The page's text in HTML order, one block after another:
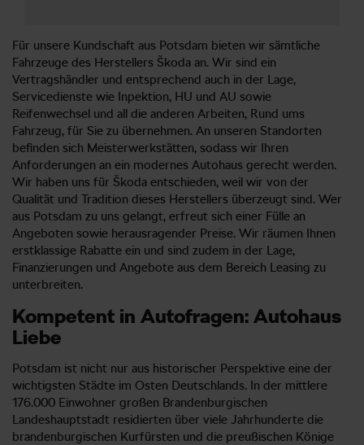
Für unsere Kundschaft aus Potsdam bieten wir sämtliche
Fahrzeuge des Herstellers Škoda an. Wir sind ein
Vertragshändler und entsprechend auch in der Lage,
Servicedienste wie Inpektion, HU und AU sowie
Reifenwechsel und all die anderen Arbeiten, Rund ums
Fahrzeug, für Sie zu übernehmen. An unseren Standorten
befinden sich Meisterwerkstätten, sodass wir Ihren
Anforderungen an ein modernes Autohaus gerecht werden.
Wir haben uns für Škoda entschieden, weil wir von der
Qualität und Tradition dieses Herstellers überzeugt sind. Wer
aus Potsdam zu uns gelangt, erfreut sich einer Fülle an
Angeboten sowie herausragender Preise. Wir räumen Ihnen
erstklassige Rabatte ein und sind zudem in der Lage,
Finanzierungen und Angebote aus dem Bereich Leasing zu
unterbreiten.
Kompetent in Autofragen: Autohaus
Liebe
Potsdam ist nicht nur aus historischer Perspektive eine der
wichtigsten Städte im Osten Deutschlands. In der mittlere
176.000 Einwohner großen Brandenburgischen
Landeshauptstadt residierten über viele Jahrhunderte die
brandenburgischen Kurfürsten und die preußischen Könige